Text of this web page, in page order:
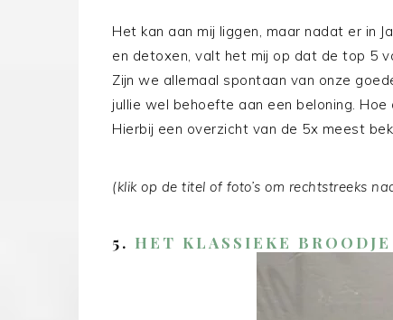
Het kan aan mij liggen, maar nadat er in
en detoxen, valt het mij op dat de top 5
Zijn we allemaal spontaan van onze
jullie wel behoefte aan een beloning.
Hierbij een overzicht van de 5x meest
(klik op de titel of foto’s om rechtstreeks
5. HET KLASSIEKE